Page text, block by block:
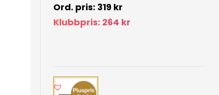
319 kr
Klubbpris: 264 kr